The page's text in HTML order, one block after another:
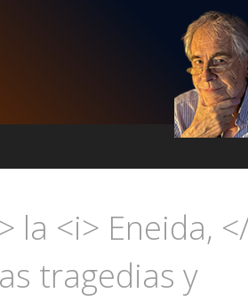
la <i> Eneida,
tragedias y